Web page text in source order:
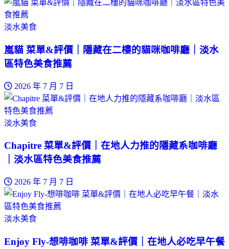
淡水美食
嵐貓 菜單&評價｜隱藏在二樓的貓咪咖啡廳｜淡水
區特色美食推薦
2026 年 7 月 7 日
淡水美食
Chapitre 菜單&評價｜在地人力推的隱藏系咖啡廳
｜淡水區特色美食推薦
2026 年 7 月 7 日
淡水美食
Enjoy Fly-想啡咖啡 菜單&評價｜在地人必吃早午餐